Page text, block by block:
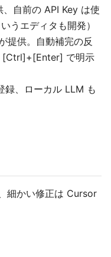
自前の API Key は使
うエディタも開発）
提供。自動補完の反
[Ctrl]+[Enter] で明示
録、ローカル LLM も
細かい修正は Cursor